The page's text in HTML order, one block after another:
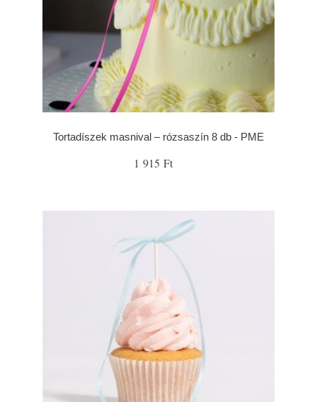
Tortadíszek masnival – rózsaszín 8 db - PME
1 915 Ft